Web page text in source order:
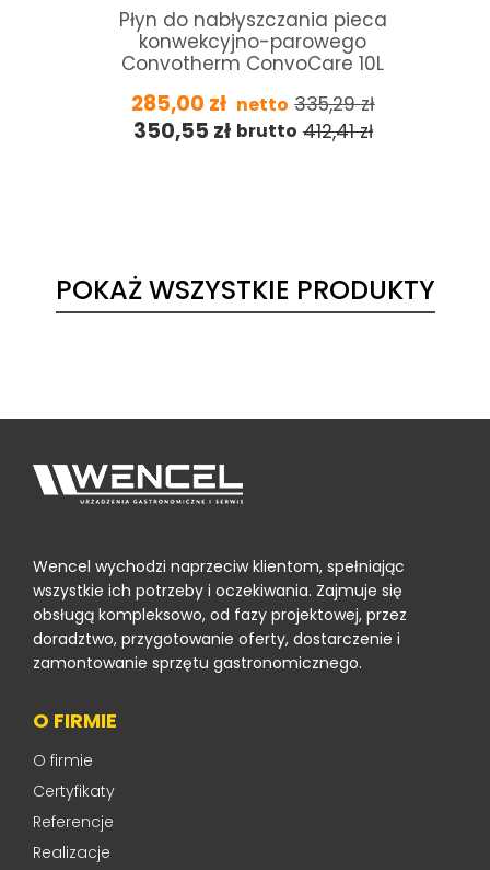
Płyn do nabłyszczania pieca
konwekcyjno-parowego
Convotherm ConvoCare 10L
285,00 zł netto 335,29zł
350,55 zł brutto 412,41zł
POKAŻ WSZYSTKIE PRODUKTY
Wencel wychodzi naprzeciw klientom, spełniając
wszystkie ich potrzeby i oczekiwania. Zajmuje się
obsługą kompleksowo, od fazy projektowej, przez
doradztwo, przygotowanie oferty, dostarczenie i
zamontowanie sprzętu gastronomicznego.
O FIRMIE
O firmie
Certyfikaty
Referencje
Realizacje